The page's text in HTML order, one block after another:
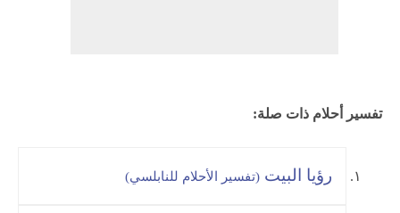
تفسير أحلام ذات صلة:
رؤيا البيت (تفسير الأحلام للنابلسي)